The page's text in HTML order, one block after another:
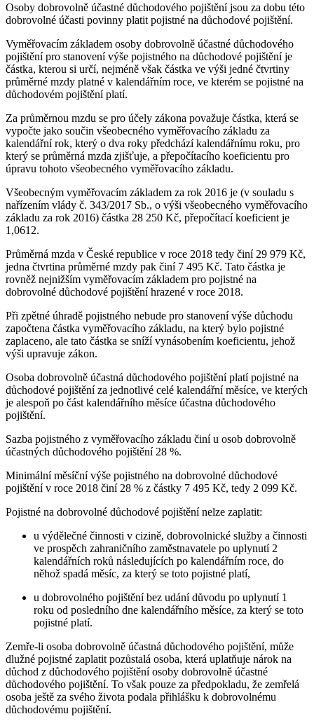
Osoby dobrovolně účastné důchodového pojištění jsou za dobu této
dobrovolné účasti povinny platit pojistné na důchodové pojištění.
Vyměřovacím základem osoby dobrovolně účastné důchodového
pojištění pro stanovení výše pojistného na důchodové pojištění je
částka, kterou si určí, nejméně však částka ve výši jedné čtvrtiny
průměrné mzdy platné v kalendářním roce, ve kterém se pojistné na
důchodovém pojištění platí.
Za průměrnou mzdu se pro účely zákona považuje částka, která se
vypočte jako součin všeobecného vyměřovacího základu za
kalendářní rok, který o dva roky předchází kalendářnímu roku, pro
který se průměrná mzda zjišťuje, a přepočítacího koeficientu pro
úpravu tohoto všeobecného vyměřovacího základu.
Všeobecným vyměřovacím základem za rok 2016 je (v souladu s
nařízením vlády č. 343/2017 Sb., o výši všeobecného vyměřovacího
základu za rok 2016) částka 28 250 Kč, přepočítací koeficient je
1,0612.
Průměrná mzda v České republice v roce 2018 tedy činí 29 979 Kč,
jedna čtvrtina průměrné mzdy pak činí 7 495 Kč. Tato částka je
rovněž nejnižším vyměřovacím základem pro pojistné na
dobrovolné důchodové pojištění hrazené v roce 2018.
Při zpětné úhradě pojistného nebude pro stanovení výše důchodu
započtena částka vyměřovacího základu, na který bylo pojistné
zaplaceno, ale tato částka se sníží vynásobením koeficientu, jehož
výši upravuje zákon.
Osoba dobrovolně účastná důchodového pojištění platí pojistné na
důchodové pojištění za jednotlivé celé kalendářní měsíce, ve kterých
je alespoň po část kalendářního měsíce účastna důchodového
pojištění.
Sazba pojistného z vyměřovacího základu činí u osob dobrovolně
účastných důchodového pojištění 28 %.
Minimální měsíční výše pojistného na dobrovolné důchodové
pojištění v roce 2018 činí 28 % z částky 7 495 Kč, tedy 2 099 Kč.
Pojistné na dobrovolné důchodové pojištění nelze zaplatit:
u výdělečné činnosti v cizině, dobrovolnické služby a činnosti
ve prospěch zahraničního zaměstnavatele po uplynutí 2
kalendářních roků následujících po kalendářním roce, do
něhož spadá měsíc, za který se toto pojistné platí,
u dobrovolného pojištění bez udání důvodu po uplynutí 1
roku od posledního dne kalendářního měsíce, za který se toto
pojistné platí.
Zemře-li osoba dobrovolně účastná důchodového pojištění, může
dlužné pojistné zaplatit pozůstalá osoba, která uplatňuje nárok na
důchod z důchodového pojištění osoby dobrovolně účastné
důchodového pojištění. To však pouze za předpokladu, že zemřelá
osoba ještě za svého života podala přihlášku k dobrovolnému
důchodovému pojištění.